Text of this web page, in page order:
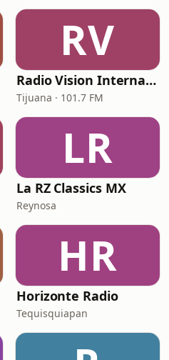
RV
Radio Vision Internacional Mexico
Tijuana · 101.7 FM
LR
La RZ Classics MX
Reynosa
HR
Horizonte Radio
Tequisquiapan